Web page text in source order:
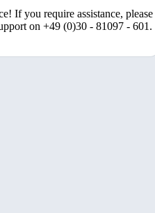
If you require assistance, please
on +49 (0)30 - 81097 - 601.